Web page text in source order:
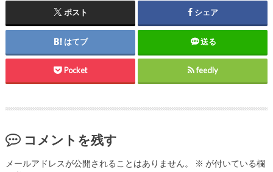
ポスト シェア
はてブ 送る
Pocket feedly
コメントを残す
メールアドレスが公開されることはありません。 ※ が付いている欄